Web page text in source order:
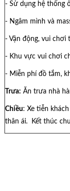
- Sử dụng hệ thống
- Ngâm mình và
- Vận động, vui chơi
- Khu vực vui chơi
- Miễn phí đồ tắm,
Trưa: Ăn trưa nhà
Chiều: Xe tiễn
thân ái. Kết thúc